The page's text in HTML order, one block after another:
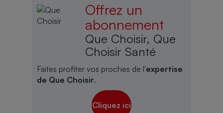
Offrez un
abonnement
Que Choisir, Que
Choisir Santé
Faites profiter vos proches de l'expertise
de Que Choisir.
Cliquez ici